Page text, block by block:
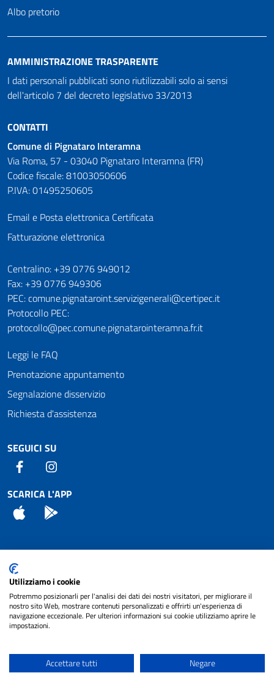
Albo pretorio
AMMINISTRAZIONE TRASPARENTE
I dati personali pubblicati sono riutilizzabili solo ai sensi
dell'articolo 7 del decreto legislativo 33/2013
CONTATTI
Comune di Pignataro Interamna
Via Roma, 57 - 03040 Pignataro Interamna (FR)
Codice fiscale: 81003050606
P.IVA: 01495250605
Email e Posta elettronica Certificata
Fatturazione elettronica
Numeri utili
Centralino: +39 0776 949012
Fax: +39 0776 949306
PEC: comune.pignataroint.servizigenerali@certipec.it
Protocollo PEC:
protocollo@pec.comune.pignatarointeramna.fr.it
Leggi le FAQ
Prenotazione appuntamento
Segnalazione disservizio
Richiesta d'assistenza
SEGUICI SU
Facebook
SCARICA L'APP
App Store
Attuazione Misure PNRR
Piano di miglioramento del sito
Note legali
cura diNET SMART
Utilizziamo i cookie
Potremmo posizionarli per l'analisi dei dati dei nostri visitatori, per migliorare il
nostro sito Web, mostrare contenuti personalizzati e offrirti un'esperienza di
navigazione eccezionale. Per ulteriori informazioni sui cookie utilizziamo aprire le
impostazioni.
Accettare tutti Negare